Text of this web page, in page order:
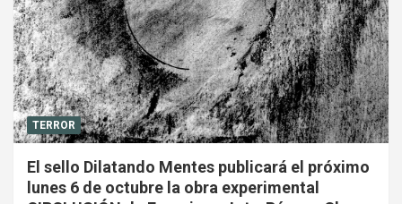
TERROR
El sello Dilatando Mentes publicará el próximo
lunes 6 de octubre la obra experimental